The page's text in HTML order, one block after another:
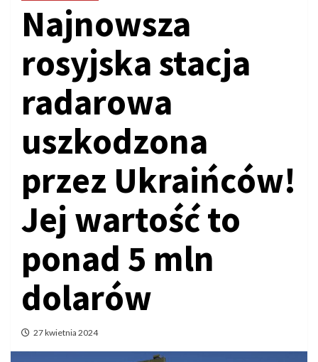
Najnowsza
rosyjska stacja
radarowa
uszkodzona
przez Ukraińców!
Jej wartość to
ponad 5 mln
dolarów
27 kwietnia 2024